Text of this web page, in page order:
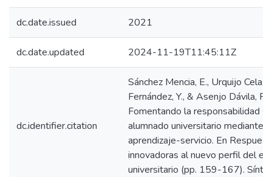
dc.date.issued 2021
dc.date.updated 2024-11-19T11:45:11Z
dc.identifier.citation
Sánchez Mencia, E., Urquijo Cela,
Fernández, Y., & Asenjo Dávila,
Fomentando la responsabilidad
alumnado universitario mediante
aprendizaje-servicio. En
innovadoras al nuevo perfil del
universitario (pp. 159-167).